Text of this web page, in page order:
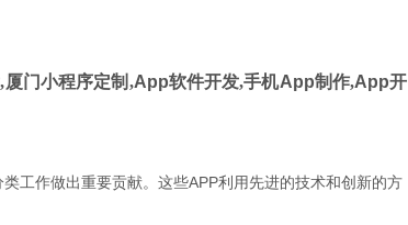
,厦门小程序定制,App软件开发,手机App制作,App开
工作做出重要贡献。这些APP利用先进的技术和创新的方